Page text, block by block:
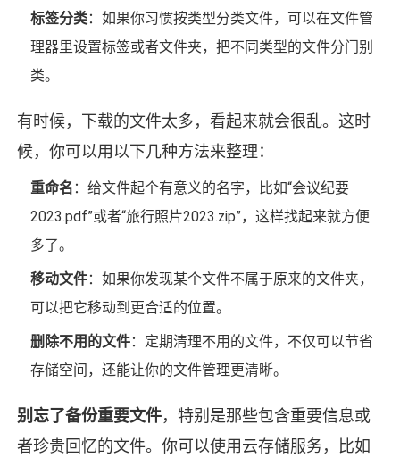
标签分类：如果你习惯按类型分类文件，可以在文件管
理器里设置标签或者文件夹，把不同类型的文件分门别
类。
有时候，下载的文件太多，看起来就会很乱。这时
候，你可以用以下几种方法来整理：
重命名 ：给文件起个有意义的名字，比如“会议纪要
2023.pdf”或者“旅行照片2023.zip”，这样找起来就方便
多了。
移动文件：如果你发现某个文件不属于原来的文件夹，
可以把它移动到更合适的位置。
删除不用的文件：定期清理不用的文件，不仅可以节省
存储空间，还能让你的文件管理更清晰。
别忘了备份重要文件，特别是那些包含重要信息或
者珍贵回忆的文件。你可以使用云存储服务，比如